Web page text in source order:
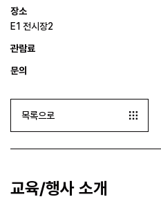
장소
E1 전시장2
관람료
문의
목록으로
교육/행사 소개